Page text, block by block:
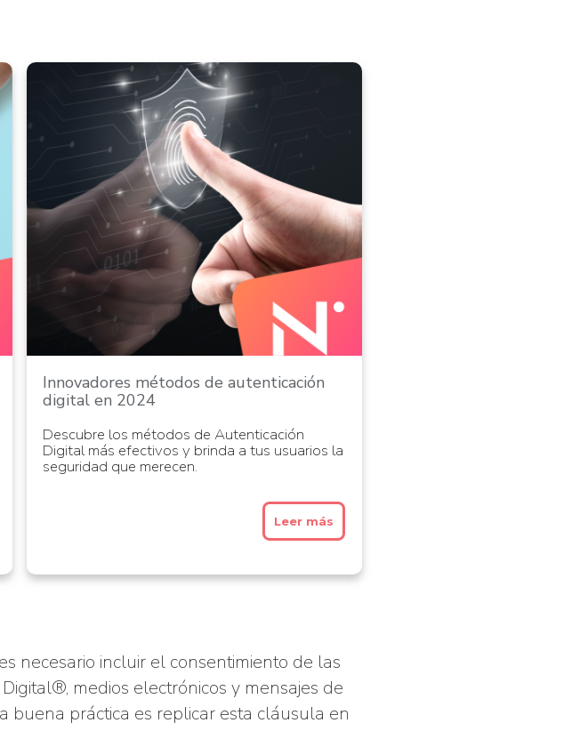
Innovadores métodos de autenticación
digital en 2024
Descubre los métodos de Autenticación
Digital más efectivos y brinda a tus usuarios la
seguridad que merecen.
Leer más
necesario incluir el consentimiento de las
medios electrónicos y mensajes de
buena práctica es replicar esta cláusula en